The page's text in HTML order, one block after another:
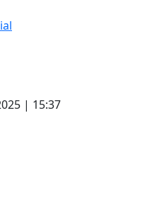
| 15:37